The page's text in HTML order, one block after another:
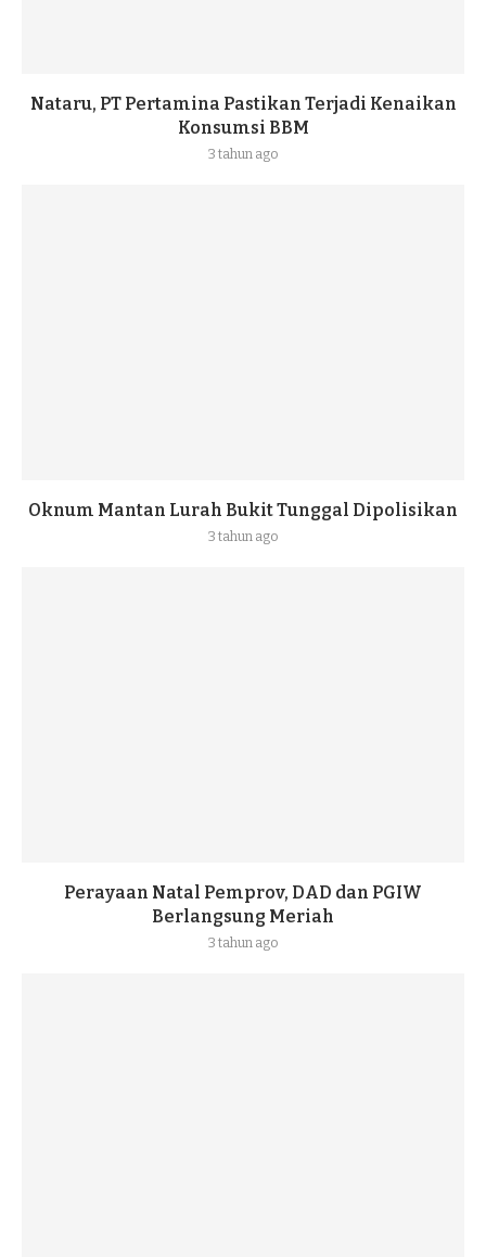
Nataru, PT Pertamina Pastikan Terjadi Kenaikan
Konsumsi BBM
3 tahun ago
Oknum Mantan Lurah Bukit Tunggal Dipolisikan
3 tahun ago
Perayaan Natal Pemprov, DAD dan PGIW
Berlangsung Meriah
3 tahun ago